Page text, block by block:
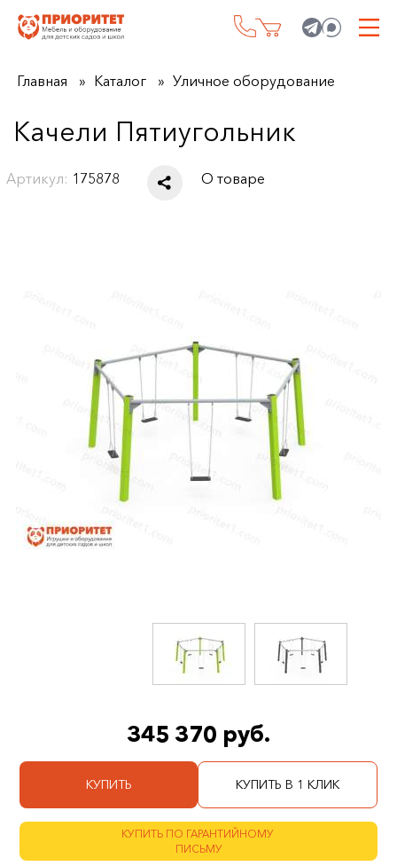
Главная Каталог Уличное оборудование
Качели Пятиугольник
Артикул: 175878 О товаре
345 370 руб.
КУПИТЬ КУПИТЬ В 1 КЛИК
КУПИТЬ ПО ГАРАНТИЙНОМУ
ПИСЬМУ